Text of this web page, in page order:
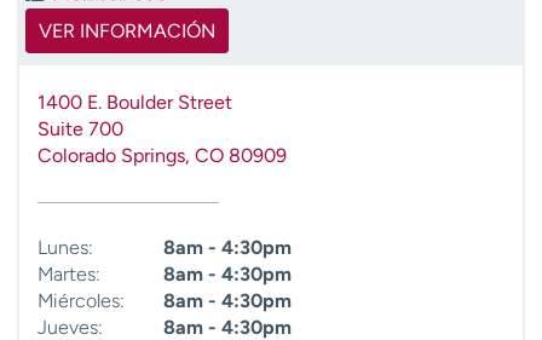
a
VER INFORMACIÓN
1400 E. Boulder Street
Suite 700
Colorado Springs, CO 80909
Lunes:
8am - 4:30pm
Martes:
8am - 4:30pm
Miércoles:
8am - 4:30pm
Jueves:
8am - 4:30pm